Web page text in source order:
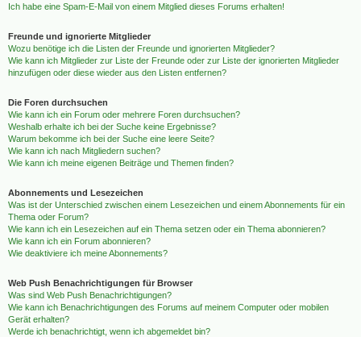
Ich habe eine Spam-E-Mail von einem Mitglied dieses Forums erhalten!
Freunde und ignorierte Mitglieder
Wozu benötige ich die Listen der Freunde und ignorierten Mitglieder?
Wie kann ich Mitglieder zur Liste der Freunde oder zur Liste der ignorierten Mitglieder
hinzufügen oder diese wieder aus den Listen entfernen?
Die Foren durchsuchen
Wie kann ich ein Forum oder mehrere Foren durchsuchen?
Weshalb erhalte ich bei der Suche keine Ergebnisse?
Warum bekomme ich bei der Suche eine leere Seite?
Wie kann ich nach Mitgliedern suchen?
Wie kann ich meine eigenen Beiträge und Themen finden?
Abonnements und Lesezeichen
Was ist der Unterschied zwischen einem Lesezeichen und einem Abonnements für ein
Thema oder Forum?
Wie kann ich ein Lesezeichen auf ein Thema setzen oder ein Thema abonnieren?
Wie kann ich ein Forum abonnieren?
Wie deaktiviere ich meine Abonnements?
Web Push Benachrichtigungen für Browser
Was sind Web Push Benachrichtigungen?
Wie kann ich Benachrichtigungen des Forums auf meinem Computer oder mobilen
Gerät erhalten?
Werde ich benachrichtigt, wenn ich abgemeldet bin?